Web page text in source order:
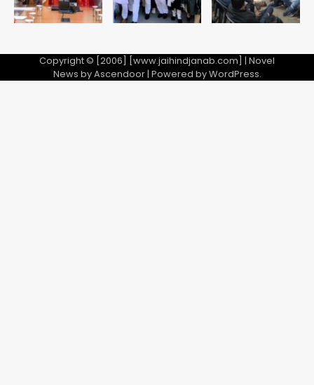
Copyright © [2006] [www.jaihindjanab.com] | Novel
News byAscendoor| Powered byWordPress.